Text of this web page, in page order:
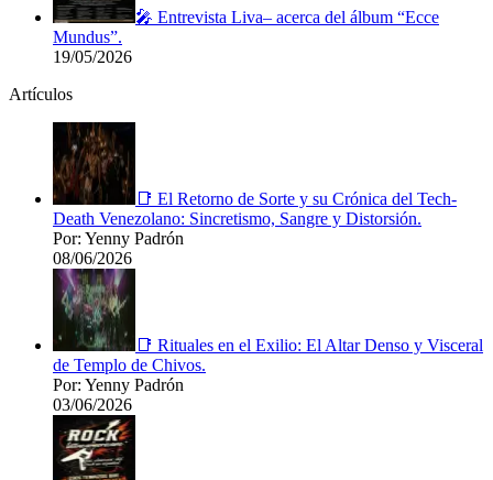
🎤 Entrevista Liva– acerca del álbum “Ecce
Mundus”.
19/05/2026
Artículos
📑 El Retorno de Sorte y su Crónica del Tech-
Death Venezolano: Sincretismo, Sangre y Distorsión.
Por: Yenny Padrón
08/06/2026
📑 Rituales en el Exilio: El Altar Denso y Visceral
de Templo de Chivos.
Por: Yenny Padrón
03/06/2026